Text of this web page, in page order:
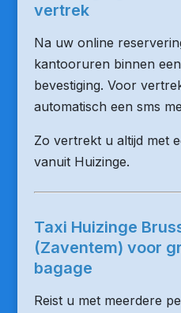
vertrek
Na uw online
kantooruren binnen
bevestiging. Voor
automatisch een sms
Zo vertrekt u altijd met
vanuit Huizinge.
Taxi Huizinge
(Zaventem) voor
bagage
Reist u met meerdere